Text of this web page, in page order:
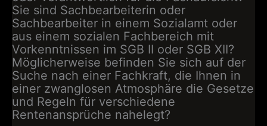
Sie sind Sachbearbeiterin oder
Sachbearbeiter in einem Sozialamt oder
aus einem sozialen Fachbereich mit
Vorkenntnissen im SGB II oder SGB XII?
Möglicherweise befinden Sie sich auf der
Suche nach einer Fachkraft, die Ihnen in
einer zwanglosen Atmosphäre die Gesetze
und Regeln für verschiedene
Rentenansprüche nahelegt?